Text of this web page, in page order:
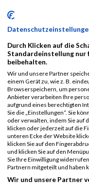
Durch Klicken auf die
Standardeinstellung
beibehalten.
Wir und unsere Partner
einem Gerät zu, wie z. B.
Browserspeichern, um
Anbieter verarbeiten Ihre
aufgrund eines berechtigten
Sie die „Einstellungen“. Sie
oder verwalten, indem Sie auf
klicken oder jederzeit auf die
unteren Ecke der Website
klicken Sie auf den
und klicken Sie auf den
Sie Ihre Einwilligung
Partnern mitgeteilt und haben
Wir und unsere Partner